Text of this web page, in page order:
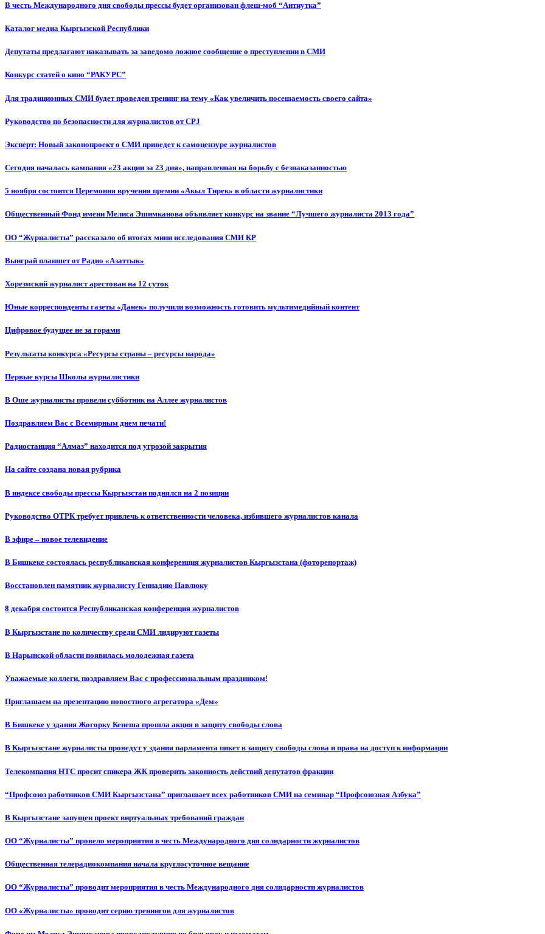
В честь Международного дня свободы прессы будет организован флеш-моб “Антиутка”
Каталог медиа Кыргызской Республики
Депутаты предлагают наказывать за заведомо ложное сообщение о преступлении в СМИ
Конкурс статей о кино “РАКУРС”
Для традиционных СМИ будет проведен тренинг на тему «Как увеличить посещаемость своего сайта»
Руководство по безопасности для журналистов от CPJ
Эксперт: Новый законопроект о СМИ приведет к самоцензуре журналистов
Сегодня началась кампания «23 акции за 23 дня», направленная на борьбу с безнаказанностью
5 ноября состоится Церемония вручения премии «Акыл Тирек» в области журналистики
Общественный Фонд имени Мелиса Эшимканова объявляет конкурс на звание “Лучшего журналиста 2013 года”
ОО “Журналисты” рассказало об итогах мини исследования СМИ КР
Выиграй планшет от Радио «Азаттык»
Хорезмский журналист арестован на 12 суток
Юные корреспонденты газеты «Данек» получили возможность готовить мультимедийный контент
Цифровое будущее не за горами
Результаты конкурса «Ресурсы страны – ресурсы народа»
Первые курсы Школы журналистики
В Оше журналисты провели субботник на Аллее журналистов
Поздравляем Вас с Всемирным днем печати!
Радиостанция “Алмаз” находится под угрозой закрытия
На сайте создана новая рубрика
В индексе свободы прессы Кыргызстан поднялся на 2 позиции
Руководство ОТРК требует привлечь к ответственности человека, избившего журналистов канала
В эфире – новое телевидение
В Бишкеке состоялась республиканская конференция журналистов Кыргызстана (фоторепортаж)
Восстановлен памятник журналисту Геннадию Павлюку
8 декабря состоится Республиканская конференция журналистов
В Кыргызстане по количеству среди СМИ лидируют газеты
В Нарынской области появилась молодежная газета
Уважаемые коллеги, поздравляем Вас с профессиональным праздником!
Приглашаем на презентацию новостного агрегатора «Дем»
В Бишкеке у здания Жогорку Кенеша прошла акция в защиту свободы слова
В Кыргызстане журналисты проведут у здания парламента пикет в защиту свободы слова и права на доступ к информации
Телекомпания НТС просит спикера ЖК проверить законность действий депутатов фракции
“Профсоюз работников СМИ Кыргызстана” приглашает всех работников СМИ на семинар “Профсоюзная Азбука”
В Кыргызстане запущен проект виртуальных требований граждан
ОО “Журналисты” провело мероприятия в честь Международного дня солидарности журналистов
Общественная телерадиокомпания начала круглосуточное вещание
ОО “Журналисты” проводит мероприятия в честь Международного дня солидарности журналистов
ОО «Журналисты» проводит серию тренингов для журналистов